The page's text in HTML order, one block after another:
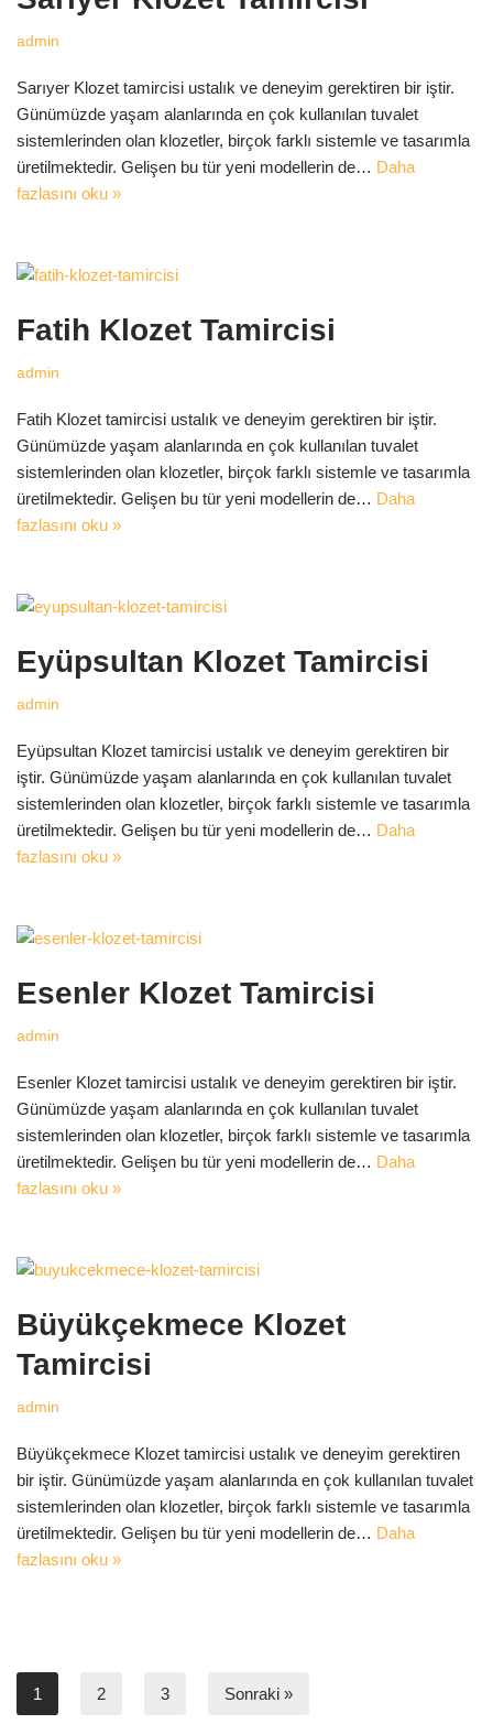
admin
Sarıyer Klozet tamircisi ustalık ve deneyim gerektiren bir iştir.
Günümüzde yaşam alanlarında en çok kullanılan tuvalet
sistemlerinden olan klozetler, birçok farklı sistemle ve tasarımla
üretilmektedir. Gelişen bu tür yeni modellerin de… Daha
fazlasını oku »
Fatih Klozet Tamircisi
admin
Fatih Klozet tamircisi ustalık ve deneyim gerektiren bir iştir.
Günümüzde yaşam alanlarında en çok kullanılan tuvalet
sistemlerinden olan klozetler, birçok farklı sistemle ve tasarımla
üretilmektedir. Gelişen bu tür yeni modellerin de… Daha
fazlasını oku »
Eyüpsultan Klozet Tamircisi
admin
Eyüpsultan Klozet tamircisi ustalık ve deneyim gerektiren bir
iştir. Günümüzde yaşam alanlarında en çok kullanılan tuvalet
sistemlerinden olan klozetler, birçok farklı sistemle ve tasarımla
üretilmektedir. Gelişen bu tür yeni modellerin de… Daha
fazlasını oku »
Esenler Klozet Tamircisi
admin
Esenler Klozet tamircisi ustalık ve deneyim gerektiren bir iştir.
Günümüzde yaşam alanlarında en çok kullanılan tuvalet
sistemlerinden olan klozetler, birçok farklı sistemle ve tasarımla
üretilmektedir. Gelişen bu tür yeni modellerin de… Daha
fazlasını oku »
Büyükçekmece Klozet
Tamircisi
admin
Büyükçekmece Klozet tamircisi ustalık ve deneyim gerektiren
bir iştir. Günümüzde yaşam alanlarında en çok kullanılan tuvalet
sistemlerinden olan klozetler, birçok farklı sistemle ve tasarımla
üretilmektedir. Gelişen bu tür yeni modellerin de… Daha
fazlasını oku »
1 2 3 Sonraki »